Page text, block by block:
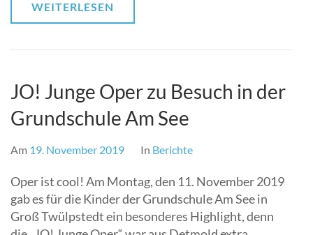
WEITERLESEN
JO! Junge Oper zu Besuch in der
Grundschule Am See
Am 19. November 2019 In Berichte
Oper ist cool! Am Montag, den 11. November 2019
gab es für die Kinder der Grundschule Am See in
Groß Twülpstedt ein besonderes Highlight, denn